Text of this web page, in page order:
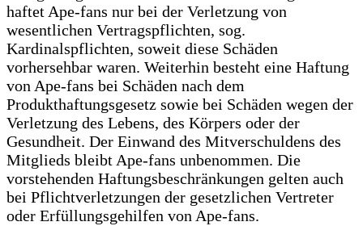
haftet Ape-fans nur bei der Verletzung von
wesentlichen Vertragspflichten, sog.
Kardinalspflichten, soweit diese Schäden
vorhersehbar waren. Weiterhin besteht eine Haftung
von Ape-fans bei Schäden nach dem
Produkthaftungsgesetz sowie bei Schäden wegen der
Verletzung des Lebens, des Körpers oder der
Gesundheit. Der Einwand des Mitverschuldens des
Mitglieds bleibt Ape-fans unbenommen. Die
vorstehenden Haftungsbeschränkungen gelten auch
bei Pflichtverletzungen der gesetzlichen Vertreter
oder Erfüllungsgehilfen von Ape-fans.